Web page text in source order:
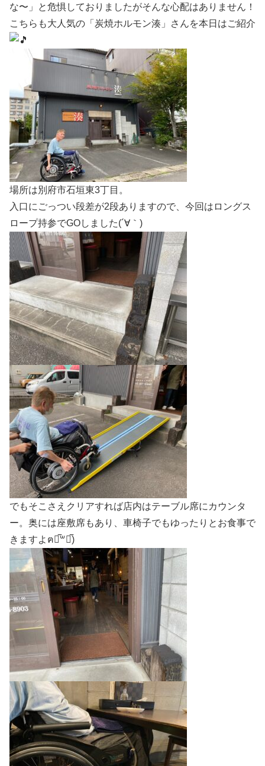
な〜」と危惧しておりましたがそんな心配はありません！
こちらも大人気の「炭焼ホルモン湊」さんを本日はご紹介
場所は別府市石垣東3丁目。
入口にごっつい段差が2段ありますので、今回はロングス
ロープ持参でGOしました(´∀｀)
でもそこさえクリアすれば店内はテーブル席にカウンタ
ー。奥には座敷席もあり、車椅子でもゆったりとお食事で
きますよฅ๑̅‪꒳๑̅)